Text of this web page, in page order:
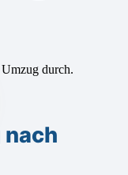
durch.
nach